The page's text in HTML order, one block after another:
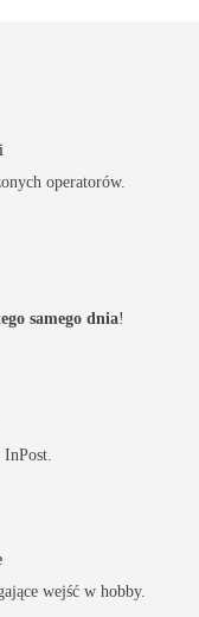
operatorów.
samego dnia!
wejść w hobby.